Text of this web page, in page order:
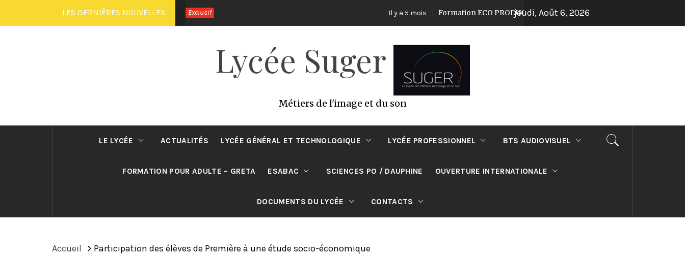
au
LES DERNIÈRES NOUVELLES Exclusif Il y a 5 mois Formation ECO PRODUCTION au lycée Suger !
jeudi, Août 6, 2026
Lycée Suger
Métiers de l'image et du son
LE LYCÉE ACTUALITÉS LYCÉE GÉNÉRAL ET TECHNOLOGIQUE LYCÉE PROFESSIONNEL BTS AUDIOVISUEL
FORMATION POUR ADULTE – GRETA ESABAC SCIENCES PO / DAUPHINE OUVERTURE INTERNATIONALE
DOCUMENTS DU LYCÉE CONTACTS
Accueil Participation des élèves de Première à une étude socio-économique